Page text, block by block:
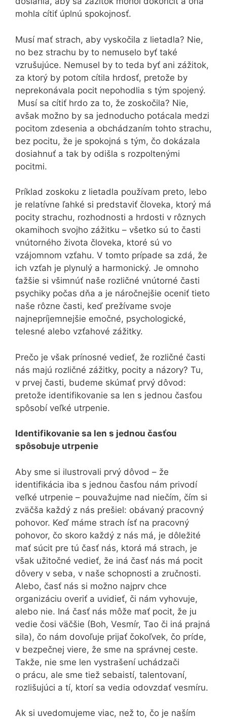
mohla cítiť úplnú spokojnosť.
Musí mať strach, aby vyskočila z lietadla? Nie,
no bez strachu by to nemuselo byť také
vzrušujúce. Nemusel by to teda byť ani zážitok,
za ktorý by potom cítila hrdosť, pretože by
neprekonávala pocit nepohodlia s tým spojený.
Musí sa cítiť hrdo za to, že zoskočila? Nie,
avšak možno by sa jednoducho potácala medzi
pocitom zdesenia a obchádzaním tohto strachu,
bez pocitu, že je spokojná s tým, čo dokázala
dosiahnuť a tak by odišla s rozpoltenými
pocitmi.
Príklad zoskoku z lietadla používam preto, lebo
je relatívne ľahké si predstaviť človeka, ktorý má
pocity strachu, rozhodnosti a hrdosti v rôznych
okamihoch svojho zážitku – všetko sú to časti
vnútorného života človeka, ktoré sú vo
vzájomnom vzťahu. V tomto prípade sa zdá, že
ich vzťah je plynulý a harmonický. Je omnoho
ťažšie si všimnúť naše rozličné vnútorné časti
psychiky počas dňa a je náročnejšie oceniť tieto
naše rôzne časti, keď prežívame svoje
najnepríjemnejšie emočné, psychologické,
telesné alebo vzťahové zážitky.
Prečo je však prínosné vedieť, že rozličné časti
nás majú rozličné zážitky, pocity a názory? Tu,
v prvej časti, budeme skúmať prvý dôvod:
pretože identifikovanie sa len s jednou časťou
spôsobí veľké utrpenie.
Identifikovanie sa len s jednou časťou
spôsobuje utrpenie
Aby sme si ilustrovali prvý dôvod – že
identifikácia iba s jednou časťou nám privodí
veľké utrpenie – pouvažujme nad niečím, čím si
zväčša každý z nás prešiel: obávaný pracovný
pohovor. Keď máme strach ísť na pracovný
pohovor, čo skoro každý z nás má, je dôležité
mať súcit pre tú časť nás, ktorá má strach, je
však užitočné vedieť, že iná časť nás má pocit
dôvery v seba, v naše schopnosti a zručnosti.
Alebo, časť nás si možno najprv chce
organizáciu overiť a uvidieť, či nám vyhovuje,
alebo nie. Iná časť nás môže mať pocit, že ju
vedie čosi väčšie (Boh, Vesmír, Tao či iná prajná
sila), čo nám dovoľuje prijať čokoľvek, čo príde,
v bezpečnej viere, že sme na správnej ceste.
Takže, nie sme len vystrašení uchádzači
o prácu, ale sme tiež sebaistí, talentovaní,
rozlišujúci a tí, ktorí sa vedia odovzdať vesmíru.
Ak si uvedomujeme viac, než to, čo je naším